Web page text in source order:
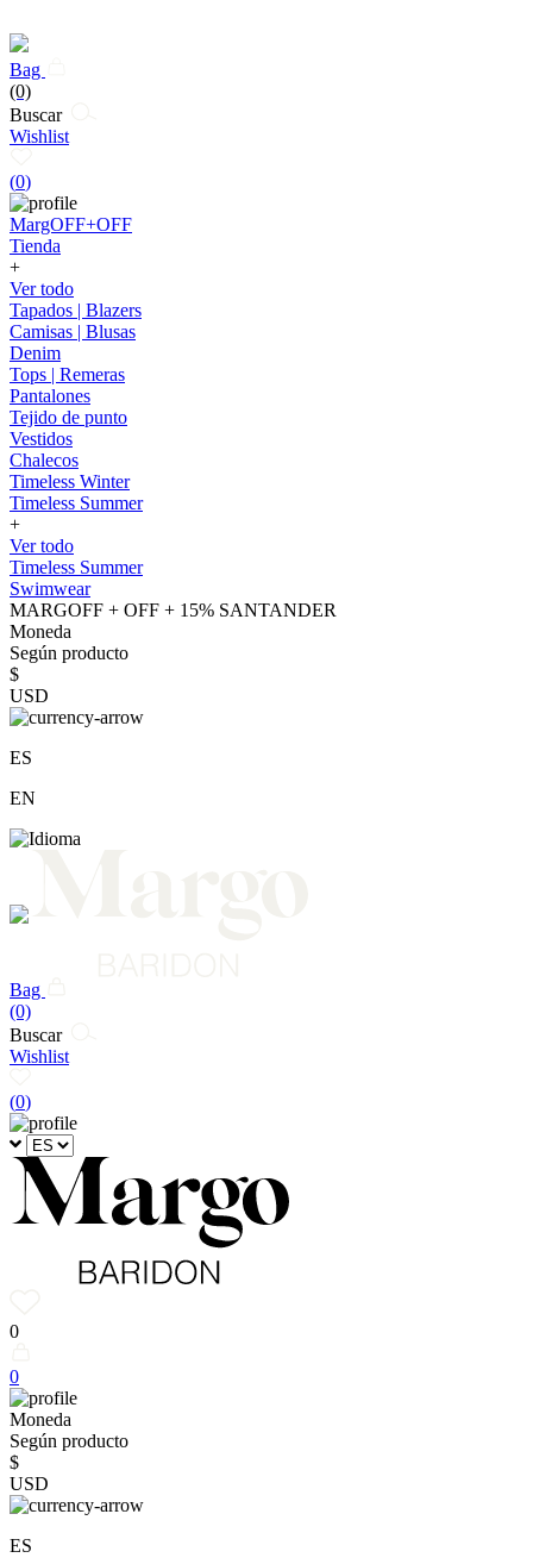
Bag
(0)
Buscar
Wishlist
(0)
MargOFF+OFF
Tienda
+
Ver todo
Tapados | Blazers
Camisas | Blusas
Denim
Tops | Remeras
Pantalones
Tejido de punto
Vestidos
Chalecos
Timeless Winter
Timeless Summer
+
Ver todo
Timeless Summer
Swimwear
MARGOFF + OFF + 15% SANTANDER
Moneda
Según producto
$
USD
ES
EN
Bag
(0)
Buscar
Wishlist
(0)
0
0
Moneda
Según producto
$
USD
ES